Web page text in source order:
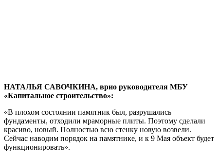
НАТАЛЬЯ САВОЧКИНА, врио руководителя МБУ
«Капитальное строительство»:
«В плохом состоянии памятник был, разрушались
фундаменты, отходили мраморные плиты. Поэтому сделали
красиво, новый. Полностью всю стенку новую возвели.
Сейчас наводим порядок на памятнике, и к 9 Мая объект будет
функционировать».